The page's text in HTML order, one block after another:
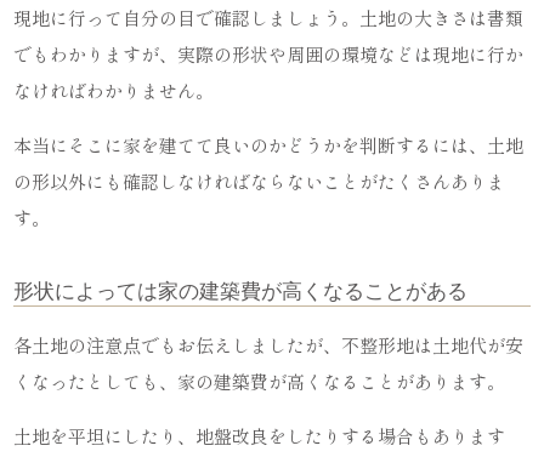
現地に行って自分の目で確認しましょう。土地の大きさは書類
でもわかりますが、実際の形状や周囲の環境などは現地に行か
なければわかりません。
本当にそこに家を建てて良いのかどうかを判断するには、土地
の形以外にも確認しなければならないことがたくさんありま
す。
形状によっては家の建築費が高くなることがある
各土地の注意点でもお伝えしましたが、不整形地は土地代が安
くなったとしても、家の建築費が高くなることがあります。
土地を平坦にしたり、地盤改良をしたりする場合もあります